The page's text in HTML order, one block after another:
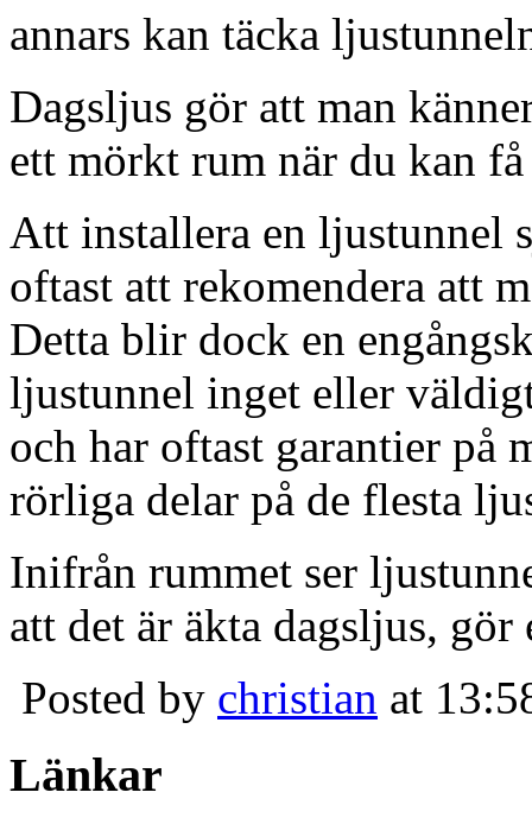
annars kan täcka
Dagsljus gör att man
ett mörkt rum när du kan
Att installera en ljustunnel
oftast att rekomendera att
Detta blir dock en
ljustunnel inget eller
och har oftast garantier på
rörliga delar på de flesta
Inifrån rummet ser
att det är äkta dagsljus,
Posted by christian at
Länkar